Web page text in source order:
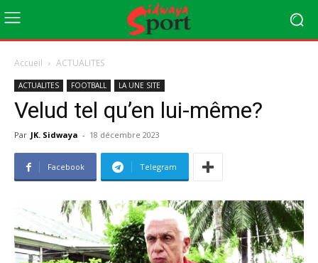
Accueil ACTUALITES
ACTUALITES FOOTBALL LA UNE SITE
Velud tel qu’en lui-même?
Par JK. Sidwaya - 18 décembre 2023
Facebook Telegram